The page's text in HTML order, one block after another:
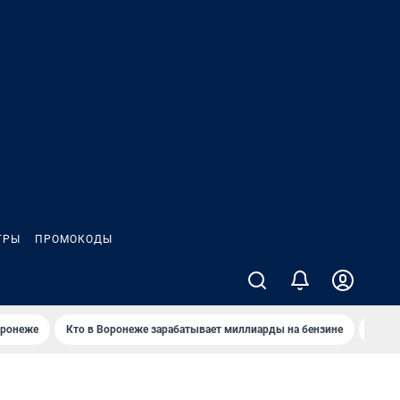
ПРОМОКОДЫ
Кто в Воронеже зарабатывает миллиарды на бензине